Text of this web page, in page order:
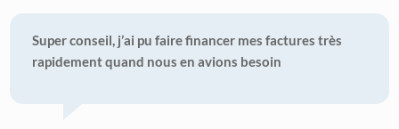
Super conseil, j’ai pu faire financer mes factures très
rapidement quand nous en avions besoin